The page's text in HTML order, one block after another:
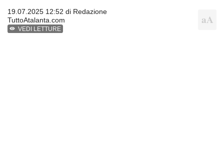
19.07.2025 12:52 di Redazione
TuttoAtalanta.com
VEDI LETTURE